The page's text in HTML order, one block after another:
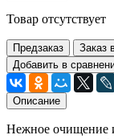
Товар отсутствует
Предзаказ
Заказ
Добавить в
Описание
Нежное очищение